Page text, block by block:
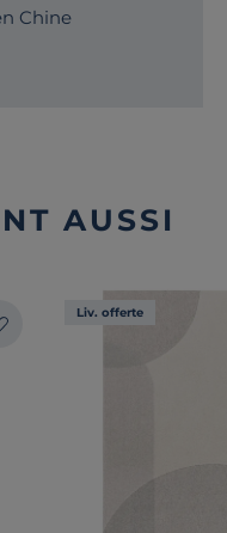
Chine
AUSSI
Liv. offerte